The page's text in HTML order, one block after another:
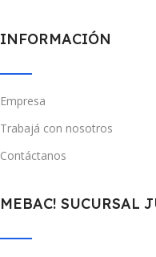
INFORMACIÓN
Empresa
Trabajá con nosotros
Contáctanos
MEBAC! SUCURSAL